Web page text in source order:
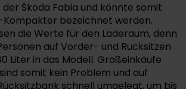
der Škoda Fabia und könnte somit
bezeichnet werden.
die Werte für den Laderaum, denn
auf Vorder- und Rücksitzen
Liter in das Modell. Großeinkäufe
somit kein Problem und auf
schnell umgelegt, um bis